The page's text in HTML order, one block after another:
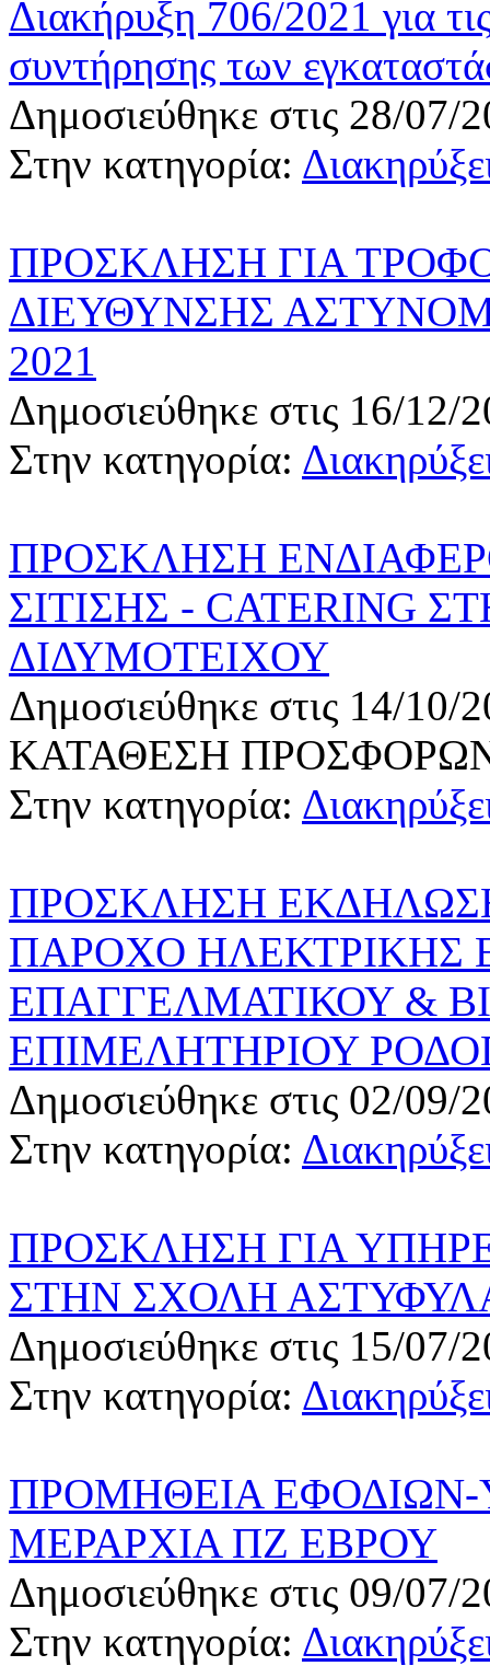
Διακήρυξη 706/2021 για
συντήρησης των
Δημοσιεύθηκε στις 28/07/
Στην κατηγορία:
ΠΡΟΣΚΛΗΣΗ ΓΙΑ
ΔΙΕΥΘΥΝΣΗΣ
2021
Δημοσιεύθηκε στις 16/12/
Στην κατηγορία:
ΠΡΟΣΚΛΗΣΗ
ΣΙΤΙΣΗΣ - CATERING
ΔΙΔΥΜΟΤΕΙΧΟΥ
Δημοσιεύθηκε στις 14/10/
ΚΑΤΑΘΕΣΗ
Στην κατηγορία:
ΠΡΟΣΚΛΗΣΗ
ΠΑΡΟΧΟ ΗΛΕΚΤΡΙΚΗΣ
ΕΠΑΓΓΕΛΜΑΤΙΚΟΥ &
ΕΠΙΜΕΛΗΤΗΡΙΟΥ
Δημοσιεύθηκε στις 02/09/
Στην κατηγορία:
ΠΡΟΣΚΛΗΣΗ ΓΙΑ
ΣΤΗΝ ΣΧΟΛΗ
Δημοσιεύθηκε στις 15/07/
Στην κατηγορία:
ΠΡΟΜΗΘΕΙΑ
ΜΕΡΑΡΧΙΑ ΠΖ ΕΒΡΟΥ
Δημοσιεύθηκε στις 09/07/
Στην κατηγορία: